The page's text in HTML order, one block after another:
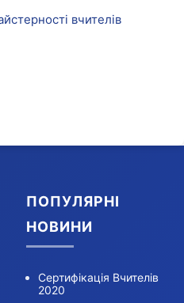
вчителів
ПОПУЛЯРНІ
НОВИНИ
Сертифікація Вчителів
2020